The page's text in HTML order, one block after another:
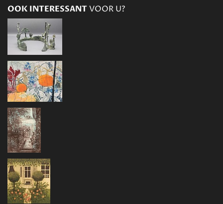
OOK INTERESSANTVOOR U?